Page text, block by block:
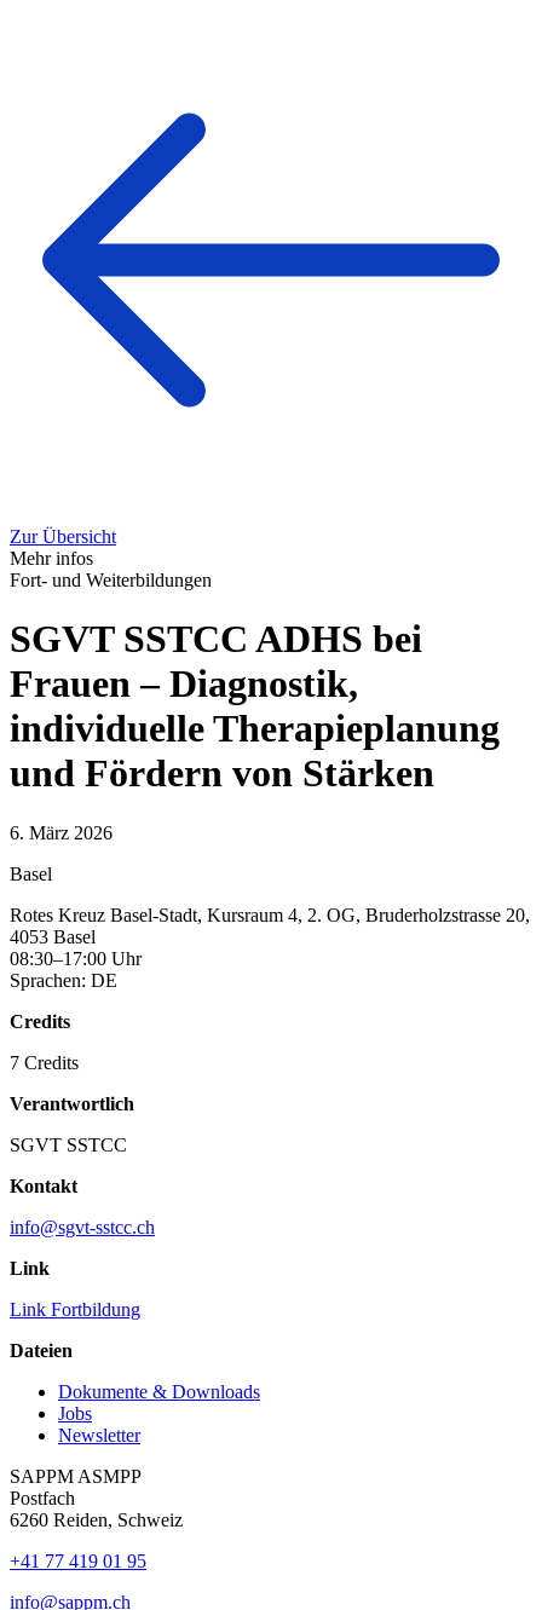
Zur Übersicht
Mehr infos
Fort- und Weiterbildungen
SGVT SSTCC ADHS bei
Frauen – Diagnostik,
individuelle Therapieplanung
und Fördern von Stärken
6. März 2026
Basel
Rotes Kreuz Basel-Stadt, Kursraum 4, 2. OG, Bruderholzstrasse 20,
4053 Basel
08:30–17:00 Uhr
Sprachen: DE
Credits
7 Credits
Verantwortlich
SGVT SSTCC
Kontakt
info@sgvt-sstcc.ch
Link
Link Fortbildung
Dateien
Dokumente & Downloads
Jobs
Newsletter
SAPPM ASMPP
Postfach
6260 Reiden, Schweiz
+41 77 419 01 95
info@sappm.ch